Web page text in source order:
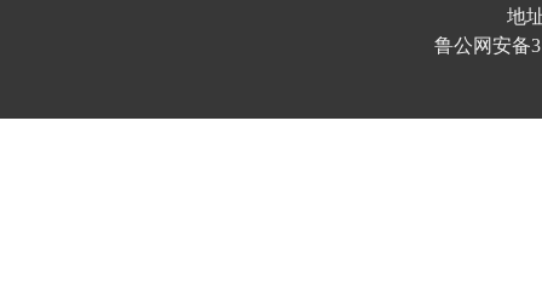
地
鲁公网安备